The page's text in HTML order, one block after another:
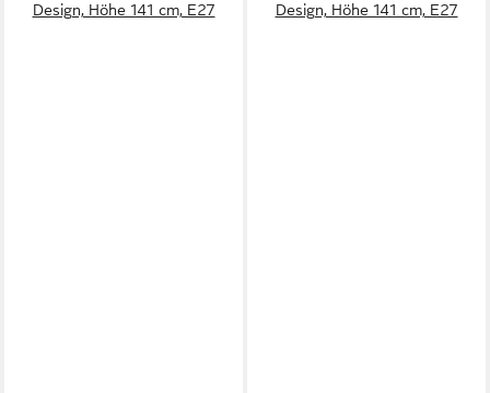
Design, Höhe 141 cm, E27
Design, Höhe 141 cm, E27